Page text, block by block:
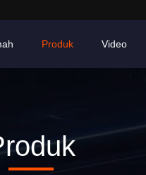
Produk Video